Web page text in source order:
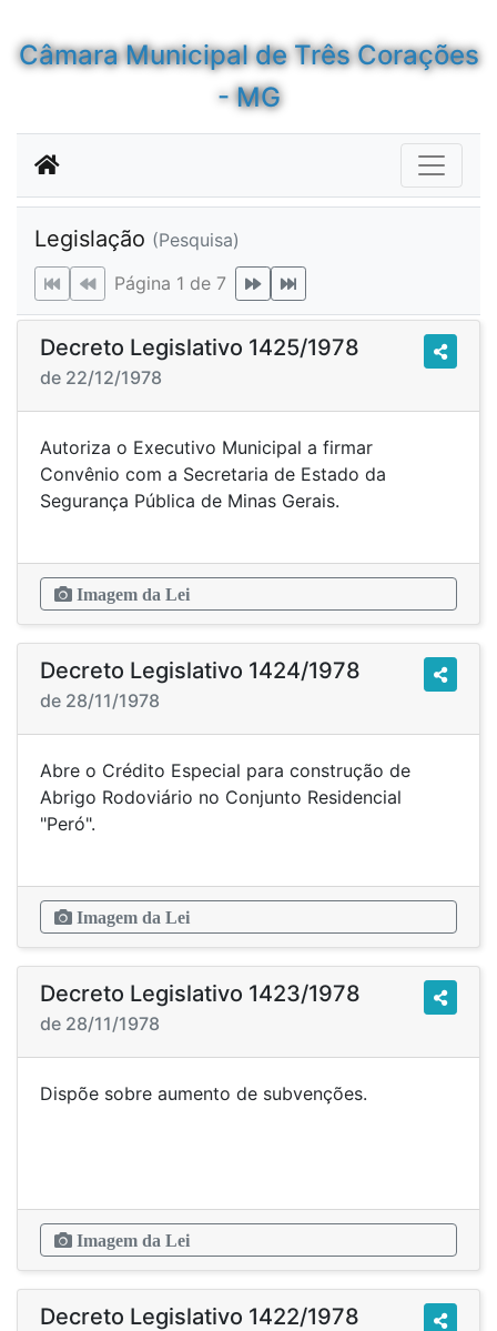
Câmara Municipal de Três Corações
- MG
Legislação (Pesquisa)
Página 1 de 7
Decreto Legislativo 1425/1978
de 22/12/1978
Autoriza o Executivo Municipal a firmar
Convênio com a Secretaria de Estado da
Segurança Pública de Minas Gerais.
Imagem da Lei
Decreto Legislativo 1424/1978
de 28/11/1978
Abre o Crédito Especial para construção de
Abrigo Rodoviário no Conjunto Residencial
"Peró".
Imagem da Lei
Decreto Legislativo 1423/1978
de 28/11/1978
Dispõe sobre aumento de subvenções.
Imagem da Lei
Decreto Legislativo 1422/1978